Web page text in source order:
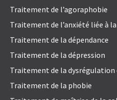
Traitement de l’agoraphobie
Traitement de l’anxiété liée à
Traitement de la dépendance
Traitement de la dépression
Traitement de la
Traitement de la phobie